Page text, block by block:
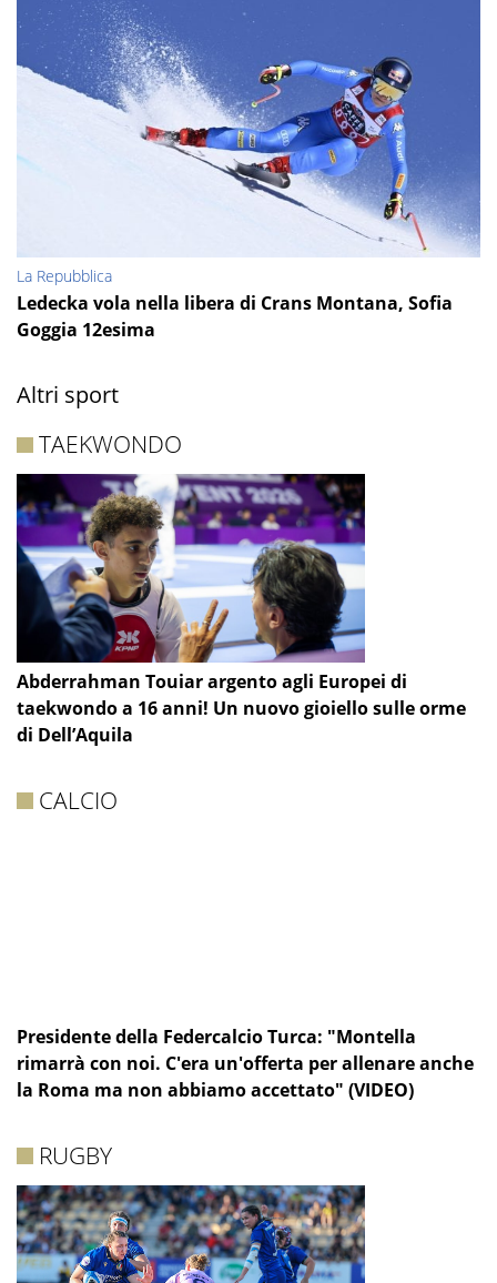
La Repubblica
Ledecka vola nella libera di Crans Montana, Sofia
Goggia 12esima
Altri sport
TAEKWONDO
Abderrahman Touiar argento agli Europei di
taekwondo a 16 anni! Un nuovo gioiello sulle orme
di Dell’Aquila
CALCIO
Presidente della Federcalcio Turca: "Montella
rimarrà con noi. C'era un'offerta per allenare anche
la Roma ma non abbiamo accettato" (VIDEO)
RUGBY